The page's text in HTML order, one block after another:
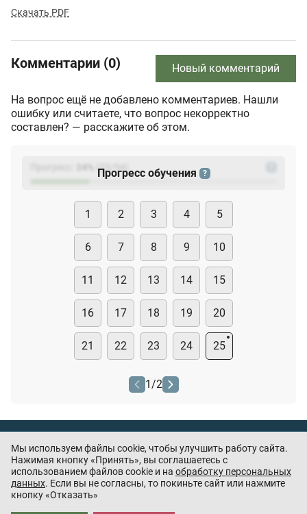
Скачать PDF
Комментарии (0) Новый комментарий
На вопрос ещё не добавлено комментариев. Нашли
ошибку или считаете, что вопрос некорректно
составлен? — расскажите об этом.
(23
Прогресс обучения ?
1 2 3 4 5
6 7 8 9 10
11 12 13 14 15
16 17 18 19 20
21 22 23 24 25
1/2
Нашли ошибку или есть предложения? —напишите
нам
Приложения партнёров:
Мы используем файлы cookie, чтобы улучшить работу сайта.
Нажимая кнопку «Принять», вы соглашаетесь с
использованием файлов cookie и на обработку персональных
данных. Если вы не согласны, то покиньте сайт или нажмите
кнопку «Отказать»